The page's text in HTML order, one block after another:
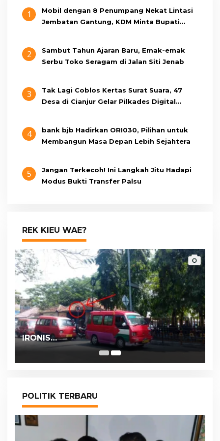
1
Mobil dengan 8 Penumpang Nekat Lintasi
Jembatan Gantung, KDM Minta Bupati
2
Sambut Tahun Ajaran Baru, Emak-emak
Serbu Toko Seragam di Jalan Siti Jenab
3
Tak Lagi Coblos Kertas Surat Suara, 47
Desa di Cianjur Gelar Pilkades Digital
4
bank bjb Hadirkan ORI030, Pilihan untuk
Membangun Masa Depan Lebih Sejahtera
5
Jangan Terkecoh! Ini Langkah Jitu Hadapi
Modus Bukti Transfer Palsu
REK KIEU WAE?
IRONIS…
POLITIK TERBARU